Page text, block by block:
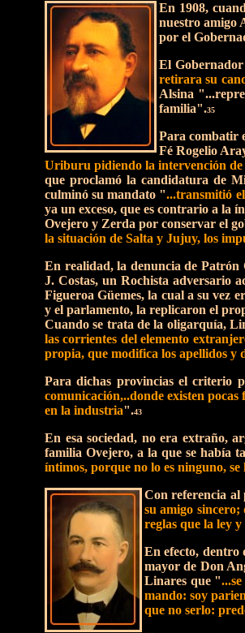
En 1908,
nuestro amigo
por el
El
retirara su
Alsina
familia".35
Para combatir
Fé Rogelio
Uriburu pidiendo la intervención
que proclamó la candidatura de
culminó su mandato "...transmitió
ya un exceso, que es contrario a la
Ovejero y Zerda por conservar el
la situación de Salta y Jujuy, los
En realidad, la denuncia de
J. Costas, un Rochista adversario
Figueroa Güemes, la cual a su vez
y el parlamento, la replicaron el
Cuando se trata de la oligarquía,
las corrientes del elemento
propia, que modifica los apellidos y
Para dichas provincias el criterio
comunicación,..donde existen
en la industria".43
En esa sociedad, no era extraño,
familia Ovejero, a la que se había
íntimos, porque no lo es ninguno,
Con referencia al
su amigo sincero;
reglas que la ley
En efecto, dentro
mayor de Don
Linares que "
mando: soy
que no serlo: